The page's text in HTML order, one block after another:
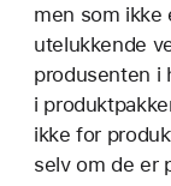
men som ikke
utelukkende
produsenten i
i
ikke for
selv om de er